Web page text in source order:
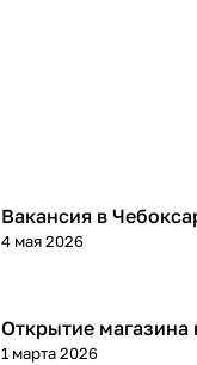
Вакансия в
4 мая 2026
Открытие магазина
1 марта 2026